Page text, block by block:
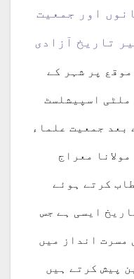
اور جمعیت
تاریخ آزادی
پر شہر کے
ملٹی اسپیشلسٹ
بعد جمعیت علماء
معراج
کرتے ہوئے
ایسی ہے جس
مسرت انداز میں
پیش کرتے ہیں